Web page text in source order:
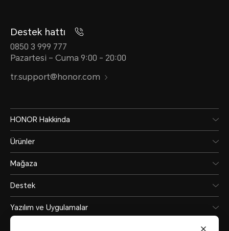
Destek hattı
0850 3 999 777
Pazartesi – Cuma 9:00 - 20:00
tr.support@honor.com
HONOR Hakkinda
Ürünler
Mağaza
Destek
Yazılım ve Uygulamalar